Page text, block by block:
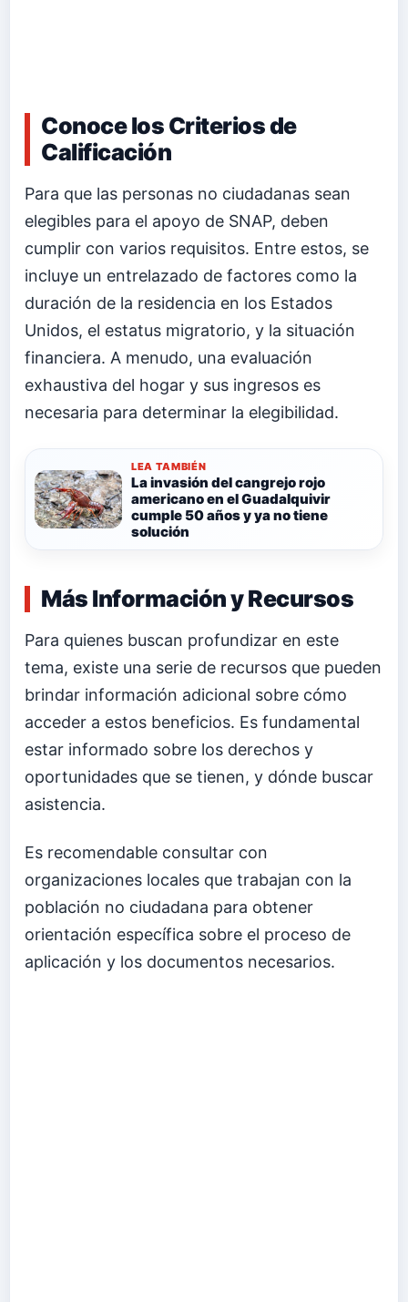
Conoce los Criterios de
Calificación
Para que las personas no ciudadanas sean
elegibles para el apoyo de SNAP, deben
cumplir con varios requisitos. Entre estos, se
incluye un entrelazado de factores como la
duración de la residencia en los Estados
Unidos, el estatus migratorio, y la situación
financiera. A menudo, una evaluación
exhaustiva del hogar y sus ingresos es
necesaria para determinar la elegibilidad.
LEA TAMBIÉN
La invasión del cangrejo rojo
americano en el Guadalquivir
cumple 50 años y ya no tiene
solución
Más Información y Recursos
Para quienes buscan profundizar en este
tema, existe una serie de recursos que pueden
brindar información adicional sobre cómo
acceder a estos beneficios. Es fundamental
estar informado sobre los derechos y
oportunidades que se tienen, y dónde buscar
asistencia.
Es recomendable consultar con
organizaciones locales que trabajan con la
población no ciudadana para obtener
orientación específica sobre el proceso de
aplicación y los documentos necesarios.